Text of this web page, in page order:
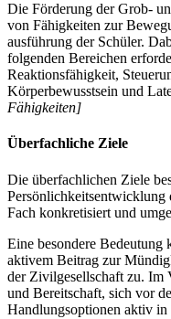
Die Förderung der Grob-
von Fähigkeiten zur
ausführung der Schüler.
folgenden Bereichen
Reaktionsfähigkeit,
Körperbewusstsein und
Fähigkeiten]
Überfachliche Ziele
Die überfachlichen Ziele
Persönlichkeitsentwicklung
Fach konkretisiert und
Eine besondere
aktivem Beitrag zur
der Zivilgesellschaft zu. Im
und Bereitschaft, sich vor
Handlungsoptionen aktiv